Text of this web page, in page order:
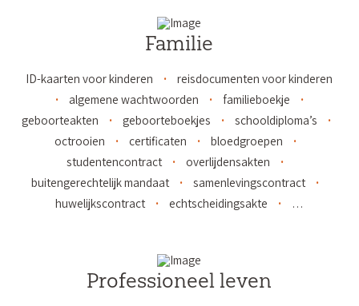
Familie
ID-kaarten voor kinderen
reisdocumenten voor kinderen
algemene wachtwoorden
familieboekje
geboorteakten
geboorteboekjes
schooldiploma’s
octrooien
certificaten
bloedgroepen
studentencontract
overlijdensakten
buitengerechtelijk mandaat
samenlevingscontract
huwelijkscontract
echtscheidingsakte …
Professioneel leven